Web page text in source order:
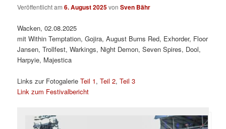
Veröffentlicht am6. August 2025vonSven Bähr
Wacken, 02.08.2025
mit Within Temptation, Gojira, August Burns Red, Exhorder, Floor
Jansen, Trollfest, Warkings, Night Demon, Seven Spires, Dool,
Harpyie, Majestica
Links zur FotogalerieTeil 1,Teil 2,Teil 3
Link zum Festivalbericht